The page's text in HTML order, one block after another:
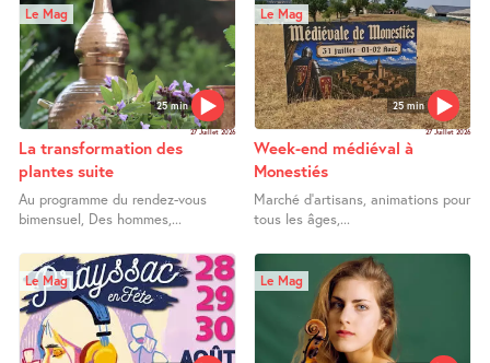
25 min
Le Mag
27 Juillet 2026
La transformation des
plantes suite
Au programme du rendez-vous
bimensuel, Des hommes,...
25 min
Le Mag
27 Juillet 2026
Week-end médiéval à
Monestiés
Marché d’artisans, animations pour
tous les âges,...
Le Mag Le Mag